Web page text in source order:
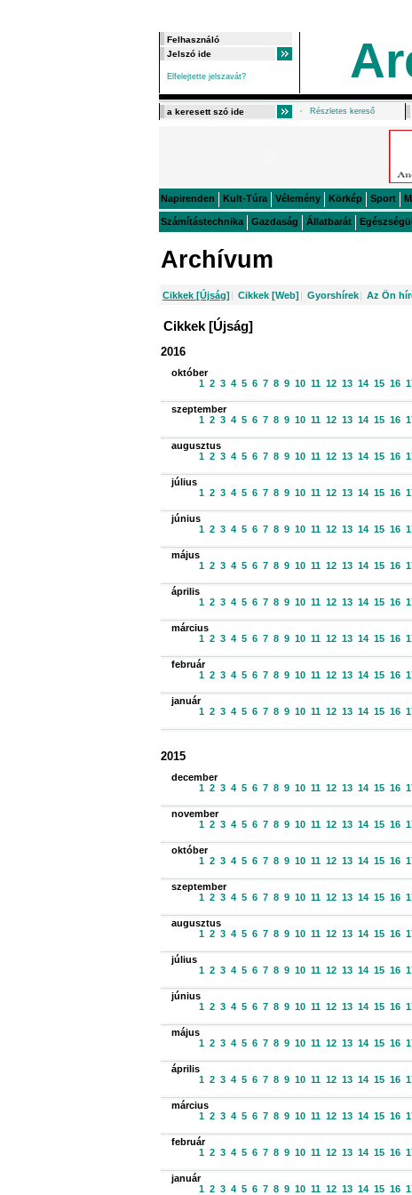
Elfelejtette jelszavát?
Részletes kereső
Napirenden Kult-Túra Vélemény Körkép Sport
Számítástechnika Gazdaság Állatbarát
Archívum
Cikkek [Újság] | Cikkek [Web] | Gyorshírek| Az Ön
Cikkek [Újság]
2016
október
1 2 3 4 5 6 7 8 9 10 11 12 13 14 15 16
szeptember
1 2 3 4 5 6 7 8 9 10 11 12 13 14 15 16
augusztus
1 2 3 4 5 6 7 8 9 10 11 12 13 14 15 16
július
1 2 3 4 5 6 7 8 9 10 11 12 13 14 15 16
június
1 2 3 4 5 6 7 8 9 10 11 12 13 14 15 16
május
1 2 3 4 5 6 7 8 9 10 11 12 13 14 15 16
április
1 2 3 4 5 6 7 8 9 10 11 12 13 14 15 16
március
1 2 3 4 5 6 7 8 9 10 11 12 13 14 15 16
február
1 2 3 4 5 6 7 8 9 10 11 12 13 14 15 16
január
1 2 3 4 5 6 7 8 9 10 11 12 13 14 15 16
2015
december
1 2 3 4 5 6 7 8 9 10 11 12 13 14 15 16
november
1 2 3 4 5 6 7 8 9 10 11 12 13 14 15 16
október
1 2 3 4 5 6 7 8 9 10 11 12 13 14 15 16
szeptember
1 2 3 4 5 6 7 8 9 10 11 12 13 14 15 16
augusztus
1 2 3 4 5 6 7 8 9 10 11 12 13 14 15 16
július
1 2 3 4 5 6 7 8 9 10 11 12 13 14 15 16
június
1 2 3 4 5 6 7 8 9 10 11 12 13 14 15 16
május
1 2 3 4 5 6 7 8 9 10 11 12 13 14 15 16
április
1 2 3 4 5 6 7 8 9 10 11 12 13 14 15 16
március
1 2 3 4 5 6 7 8 9 10 11 12 13 14 15 16
február
1 2 3 4 5 6 7 8 9 10 11 12 13 14 15 16
január
1 2 3 4 5 6 7 8 9 10 11 12 13 14 15 16